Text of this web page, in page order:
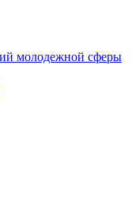
молодежной сферы